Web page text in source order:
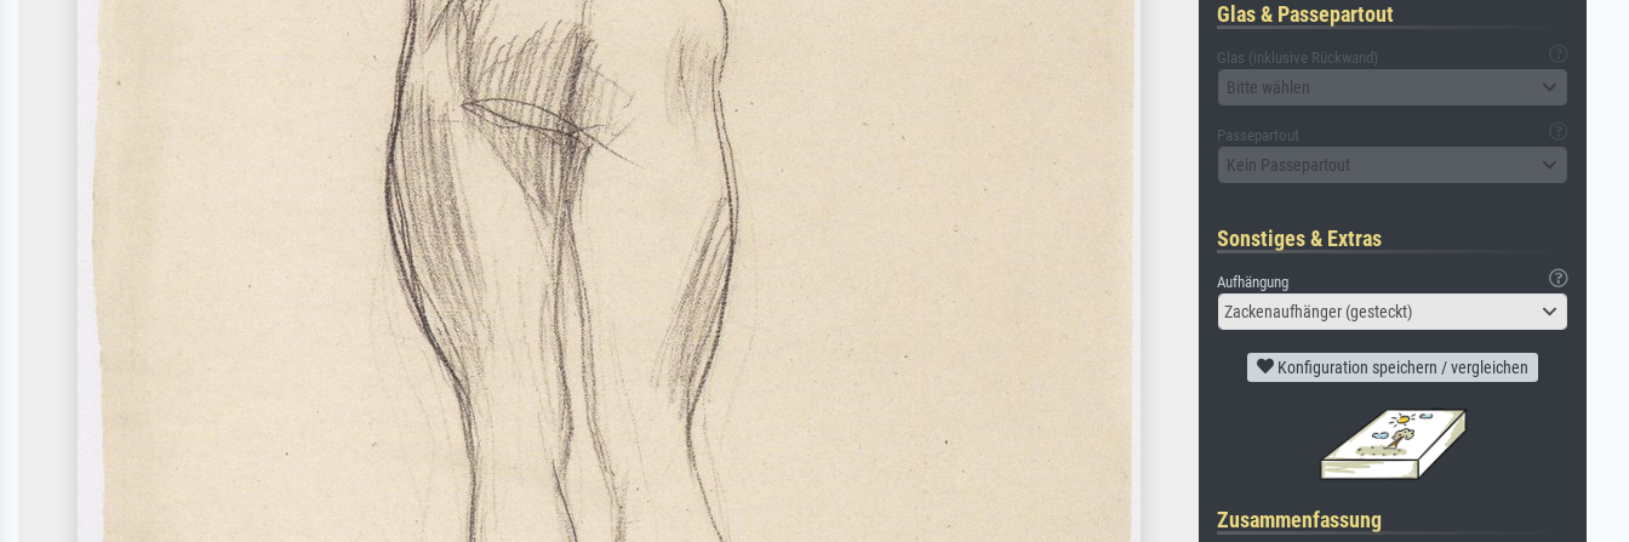
Glas & Passepartout
Glas (inklusive Rückwand)
Bitte wählen
Passepartout
Kein Passepartout
Sonstiges & Extras
Aufhängung
Zackenaufhänger (gesteckt)
Konfiguration speichern / vergleichen
Zusammenfassung